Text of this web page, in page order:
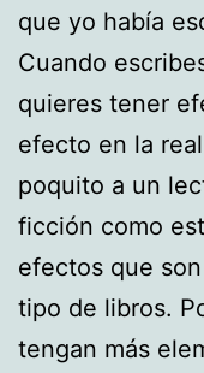
que yo había
Cuando
quieres tener
efecto en la
poquito a un
ficción como
efectos que
tipo de libros.
tengan más